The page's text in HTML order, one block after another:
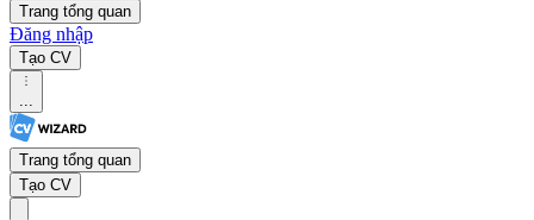
Trang tổng quan
Đăng nhập
Tạo CV
...
Trang tổng quan
Tạo CV